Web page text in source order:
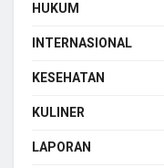
HUKUM
INTERNASIONAL
KESEHATAN
KULINER
LAPORAN